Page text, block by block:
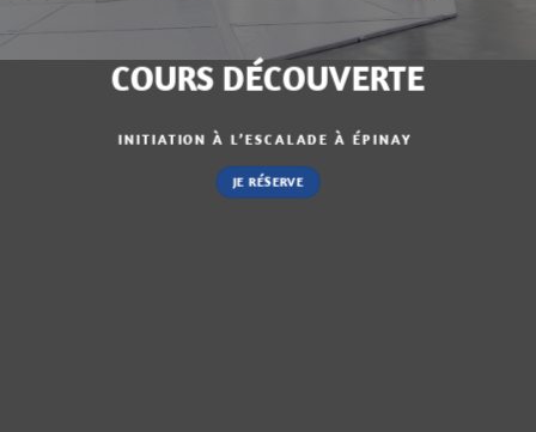
COURS DÉCOUVERTE
INITIATION À L’ESCALADE À ÉPINAY
JE RÉSERVE